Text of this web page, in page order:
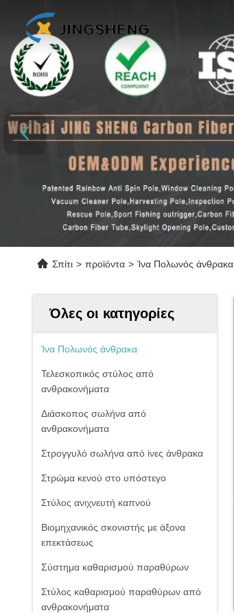
Σπίτι > προϊόντα > Ίνα Πολωνός άνθρακα
Όλες οι κατηγορίες
Ίνα Πολωνός άνθρακα
Τελεσκοπικός στύλος από
ανθρακονήματα
Διάσκοπος σωλήνα από
ανθρακονήματα
Στρογγυλό σωλήνα από ίνες άνθρακα
Στρώμα κενού στο υπόστεγο
Στύλος ανιχνευτή καπνού
Βιομηχανικός σκονιστής με άξονα
επεκτάσεως
Σύστημα καθαρισμού παραθύρων
Στύλος καθαρισμού παραθύρων από
ανθρακονήματα